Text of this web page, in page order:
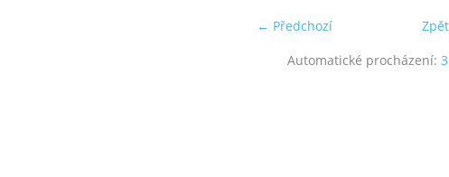
← Předchozí
Automatické procházení: 3